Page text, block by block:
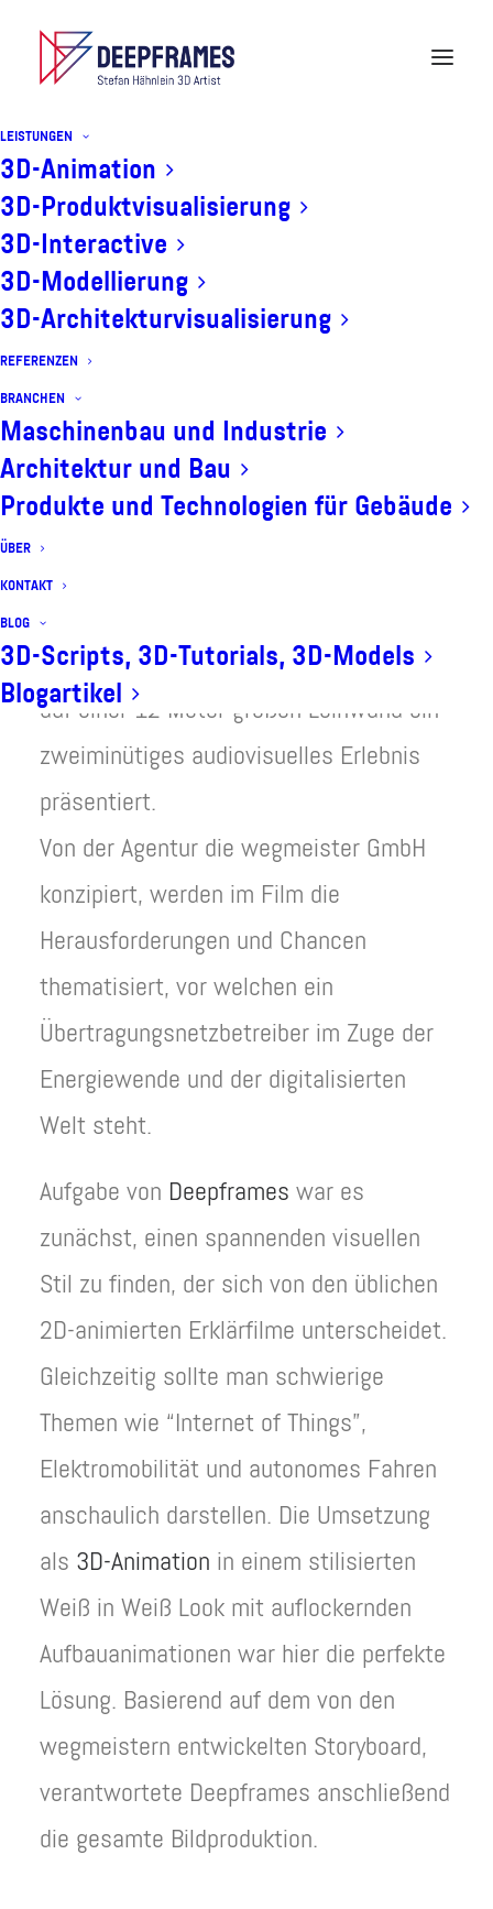
LEISTUNGEN
3D-Animation
3D-Produktvisualisierung
3D-Interactive
3D-Modellierung
3D-Architekturvisualisierung
REFERENZEN
BRANCHEN
Maschinenbau und Industrie
Architektur und Bau
Produkte und Technologien für Gebäude
ÜBER
KONTAKT
BLOG
3D-Scripts, 3D-Tutorials, 3D-Models
Blogartikel
Tennet Virtual Vision 3D-
Animation
Diese3D-Animation ist Teil eines
Rundgangs durch den Showroom “TenneT
Übertagungsneztbetreibes TenneT. In
einem 180 Grad Kino wird dem Besucher
auf einer 12 Meter großen Leinwand ein
zweiminütiges audiovisuelles Erlebnis
präsentiert.
Von der Agentur die wegmeister GmbH
konzipiert, werden im Film die
Herausforderungen und Chancen
thematisiert, vor welchen ein
Übertragungsnetzbetreiber im Zuge der
Energiewende und der digitalisierten
Welt steht.
Aufgabe von Deepframes war es
zunächst, einen spannenden visuellen
Stil zu finden, der sich von den üblichen
2D-animierten Erklärfilme unterscheidet.
Gleichzeitig sollte man schwierige
Themen wie “Internet of Things”,
Elektromobilität und autonomes Fahren
anschaulich darstellen. Die Umsetzung
als 3D-Animation in einem stilisierten
Weiß in Weiß Look mit auflockernden
Aufbauanimationen war hier die perfekte
Lösung. Basierend auf dem von den
wegmeistern entwickelten Storyboard,
verantwortete Deepframes anschließend
die gesamte Bildproduktion.